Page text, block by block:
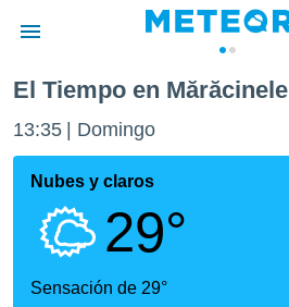
de
por
que se
calidad.
a este
las
El Tiempo en Mărăcinele
13:35 Domingo
Nubes y claros
29°
Sensación de 29°